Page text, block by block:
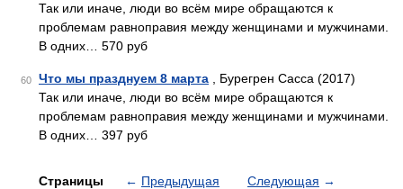
Так или иначе, люди во всём мире обращаются к
проблемам равноправия между женщинами и мужчинами.
В одних… 570 руб
60 Что мы празднуем 8 марта , Бурегрен Сасса (2017)
Так или иначе, люди во всём мире обращаются к
проблемам равноправия между женщинами и мужчинами.
В одних… 397 руб
Страницы ← Предыдущая Следующая →